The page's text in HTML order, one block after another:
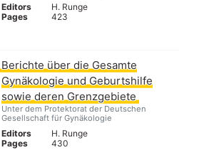
Editors
H. Runge
Pages
423
Berichte über die Gesamte
Gynäkologie und Geburtshilfe
sowie deren Grenzgebiete
Unter dem Protektorat der Deutschen
Gesellschaft für Gynäkologie
Editors
H. Runge
Pages
430